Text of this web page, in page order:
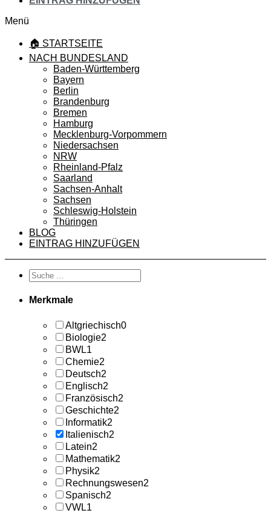
Menü
🏠 STARTSEITE
NACH BUNDESLAND
Baden-Württemberg
Bayern
Berlin
Brandenburg
Bremen
Hamburg
Mecklenburg-Vorpommern
Niedersachsen
NRW
Rheinland-Pfalz
Saarland
Sachsen-Anhalt
Sachsen
Schleswig-Holstein
Thüringen
BLOG
EINTRAG HINZUFÜGEN
Merkmale
Altgriechisch0
Biologie2
BWL1
Chemie2
Deutsch2
Englisch2
Französisch2
Geschichte2
Informatik2
Italienisch2
Latein2
Mathematik2
Physik2
Rechnungswesen2
Spanisch2
VWL1